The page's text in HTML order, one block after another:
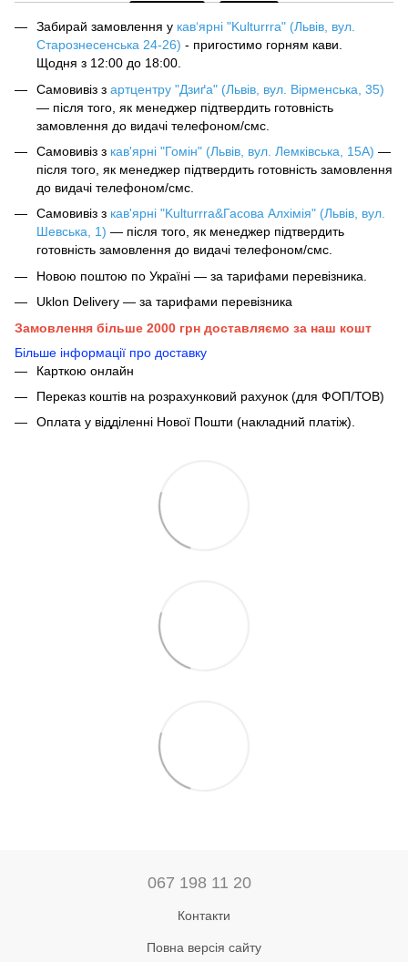
Забирай замовлення у кав‘ярні "Kulturrra" (Львів, вул.
Старознесенська 24-26) - пригостимо горням кави.
Щодня з 12:00 до 18:00.
Самовивіз з артцентру "Дзиґа" (Львів, вул. Вірменська, 35)
— після того, як менеджер підтвердить готовність
замовлення до видачі телефоном/смс.
Самовивіз з кав'ярні "Гомін" (Львів, вул. Лемківська, 15А) —
після того, як менеджер підтвердить готовність замовлення
до видачі телефоном/смс.
Самовивіз з кав'ярні "Kulturrra&Гасова Алхімія" (Львів, вул.
Шевська, 1) — після того, як менеджер підтвердить
готовність замовлення до видачі телефоном/смс.
Новою поштою по Україні — за тарифами перевізника.
Uklon Delivery — за тарифами перевізника
Замовлення більше 2000 грн доставляємо за наш кошт
Більше інформації про доставку
Карткою онлайн
Переказ коштів на розрахунковий рахунок (для ФОП/ТОВ)
Оплата у відділенні Нової Пошти (накладний платіж).
067 198 11 20
Контакти
Повна версія сайту